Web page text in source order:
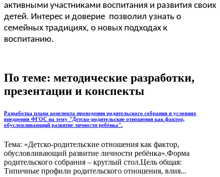
активными участниками воспитания и развития своих
детей. Интерес и доверие позволил узнать о
семейных традициях, о новых подходах к
воспитанию.
По теме: методические разработки,
презентации и конспекты
Разработка плана конспекта проведения родительского собрания в условиях
внедрения ФГОС на тему "Детско-родительские отношения как фактор,
обусловливающий развитие личности ребёнка".
Тема: «Детско-родительские отношения как фактор,
обусловливающий развитие личности ребёнка».Форма
родительского собрания – круглый стол.Цель общая:
Типичные профили родительского отношения, влия...